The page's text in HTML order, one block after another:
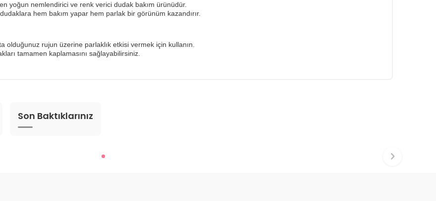
yoğun nemlendirici ve renk verici dudak bakım ürünüdür.
hem bakım yapar hem parlak bir görünüm kazandırır.
olduğunuz rujun üzerine parlaklık etkisi vermek için kullanın.
tamamen kaplamasını sağlayabilirsiniz.
Son Baktıklarınız